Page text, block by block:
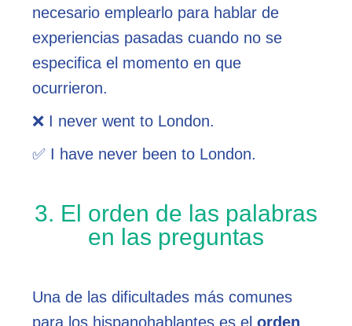
necesario emplearlo para hablar de
experiencias pasadas cuando no se
especifica el momento en que
ocurrieron.
❌ I never went to London.
✅ I have never been to London.
3. El orden de las palabras
en las preguntas
Una de las dificultades más comunes
para los hispanohablantes es elorden